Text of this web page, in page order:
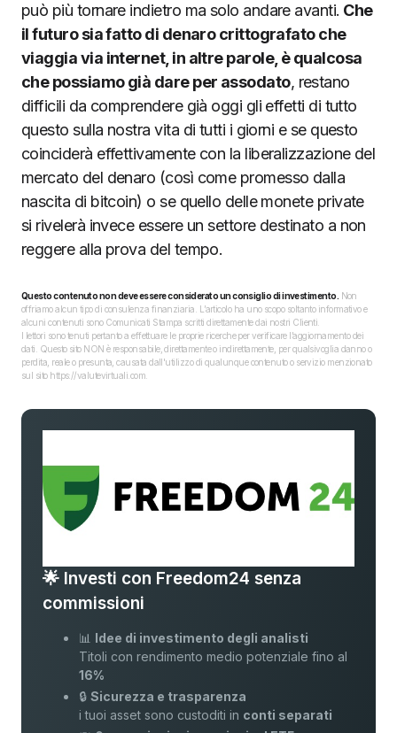
può più tornare indietro ma solo andare avanti. Che
il futuro sia fatto di denaro crittografato che
viaggia via internet, in altre parole, è qualcosa
che possiamo già dare per assodato, restano
difficili da comprendere già oggi gli effetti di tutto
questo sulla nostra vita di tutti i giorni e se questo
coinciderà effettivamente con la liberalizzazione del
mercato del denaro (così come promesso dalla
nascita di bitcoin) o se quello delle monete private
si rivelerà invece essere un settore destinato a non
reggere alla prova del tempo.
Questo contenuto non deve essere considerato un consiglio di investimento. Non
offriamo alcun tipo di consulenza finanziaria. L’articolo ha uno scopo soltanto informativo e
alcuni contenuti sono Comunicati Stampa scritti direttamente dai nostri Clienti.
I lettori sono tenuti pertanto a effettuare le proprie ricerche per verificare l’aggiornamento dei
dati. Questo sito NON è responsabile, direttamente o indirettamente, per qualsivoglia danno o
perdita, reale o presunta, causata dall'utilizzo di qualunque contenuto o servizio menzionato
sul sito https://valutevirtuali.com.
🌟 Investi con Freedom24 senza
commissioni
📊 Idee di investimento degli analisti
Titoli con rendimento medio potenziale fino al
16%
🔒Sicurezza e trasparenza
i tuoi asset sono custoditi in conti separati